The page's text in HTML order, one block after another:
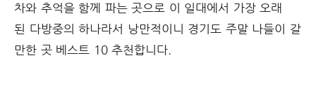
차와 추억을 함께 파는 곳으로 이 일대에서 가장 오래
된 다방중의 하나라서 낭만적이니 경기도 주말 나들이 갈
만한 곳 베스트 10 추천합니다.